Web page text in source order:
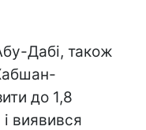
Дабі, також
до 1,8
виявився